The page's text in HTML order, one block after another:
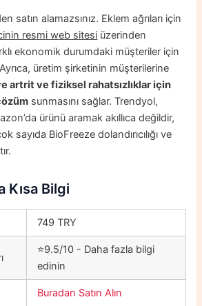
satın alamazsınız. Eklem ağrıları için
resmi web sitesi üzerinden
ekonomik durumdaki müşteriler için
üretim şirketinin müşterilerine
artrit ve fiziksel rahatsızlıklar için
sunmasını sağlar. Trendyol,
ürünü aramak akıllıca değildir,
sayıda BioFreeze dolandırıcılığı ve
Kısa Bilgi
749 TRY
⭐9.5/10 - Daha fazla bilgi
edinin
Buradan Satın Alın